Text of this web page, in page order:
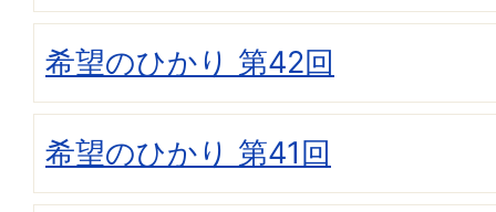
希望のひかり 第42回
希望のひかり 第41回